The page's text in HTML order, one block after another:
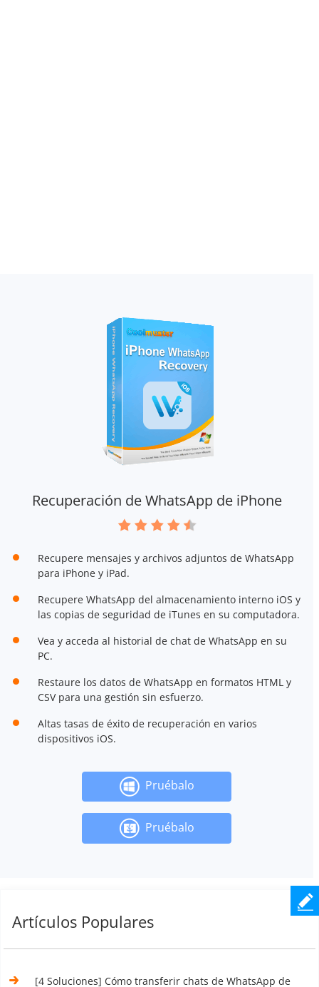
Recuperación de WhatsApp de iPhone
Recupere mensajes y archivos adjuntos de WhatsApp
para iPhone y iPad.
Recupere WhatsApp del almacenamiento interno iOS y
las copias de seguridad de iTunes en su computadora.
Vea y acceda al historial de chat de WhatsApp en su
PC.
Restaure los datos de WhatsApp en formatos HTML y
CSV para una gestión sin esfuerzo.
Altas tasas de éxito de recuperación en varios
dispositivos iOS.
Pruébalo
Pruébalo
Artículos Populares
[4 Soluciones] Cómo transferir chats de WhatsApp de